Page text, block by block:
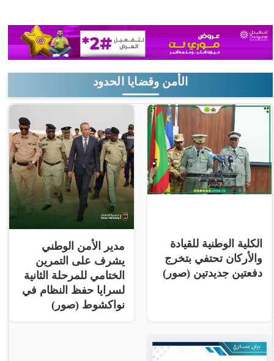
الأمن وقضايا الحدود
الكلية الوطنية للقيادة
والأركان تحتفي بتخرج
دفعتين جديدتين (صور)
مدير الأمن الوطني
يشرف على التمرين
الختامي للمرحلة الثانية
لسرايا حفظ النظام في
نواكشوط (صور)